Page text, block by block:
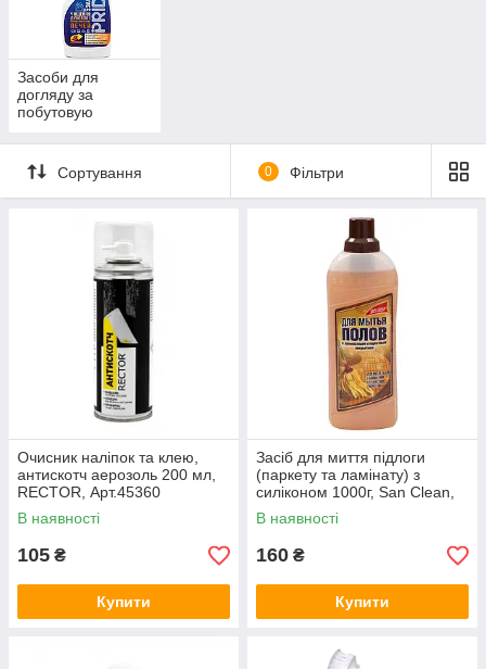
Засоби для
догляду за
побутовую
Сортування 0 Фільтри
Очисник наліпок та клею,
антискотч аерозоль 200 мл,
RECTOR, Арт.45360
В наявності
105 ₴
Купити
Засіб для миття підлоги
(паркету та ламінату) з
силіконом 1000г, San Clean,
Арт.47896
В наявності
160 ₴
Купити